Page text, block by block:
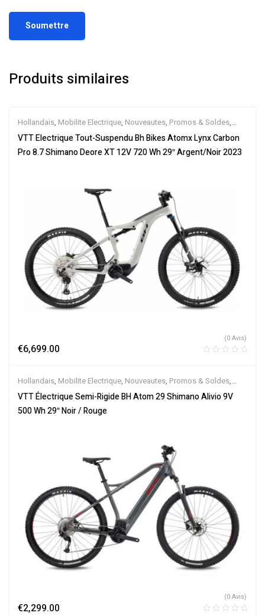
Produits similaires
Hollandais, Mobilite Electrique, Nouveautes, Promos & Soldes,
Tout-Suspendus ,Vélo électrique ville,Velos Electriques,VTT
Électriques
VTT Electrique Tout-Suspendu Bh Bikes Atomx Lynx Carbon
Pro 8.7 Shimano Deore XT 12V 720 Wh 29″ Argent/Noir 2023
€6,699.00
(0 Avis)
Hollandais, Mobilite Electrique, Nouveautes, Promos & Soldes,
Semi-Rigides,Vélo électrique ville ,Velos Electriques,VTT
Électriques
VTT Électrique Semi-Rigide BH Atom 29 Shimano Alivio 9V
500 Wh 29″ Noir / Rouge
€2,299.00
(0 Avis)